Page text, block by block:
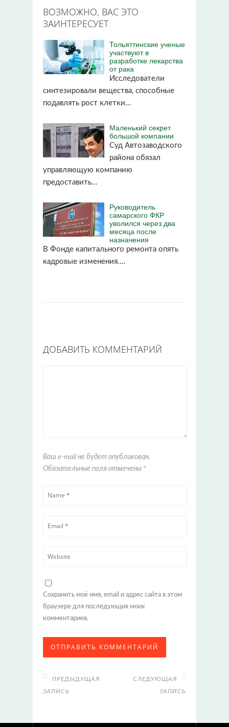
ВОЗМОЖНО, ВАС ЭТО
ЗАИНТЕРЕСУЕТ
Тольяттинские ученые
участвуют в
разработке лекарства
от рака
Исследователи
синтезировали вещества, способные
подавлять рост клетки…
Маленький секрет
большой компании
Суд Автозаводского
района обязал
управляющую компанию
предоставить…
Руководитель
самарского ФКР
уволился через два
месяца после
назначения
В Фонде капитального ремонта опять
кадровые изменения.…
ДОБАВИТЬ КОММЕНТАРИЙ
Ваш e-mail не будет опубликован.
Обязательные поля отмечены *
Сохранить моё имя, email и адрес сайта в этом
браузере для последующих моих
комментариев.
ПРЕДЫДУЩАЯ
ЗАПИСЬ
СЛЕДУЮЩАЯ
ЗАПИСЬ